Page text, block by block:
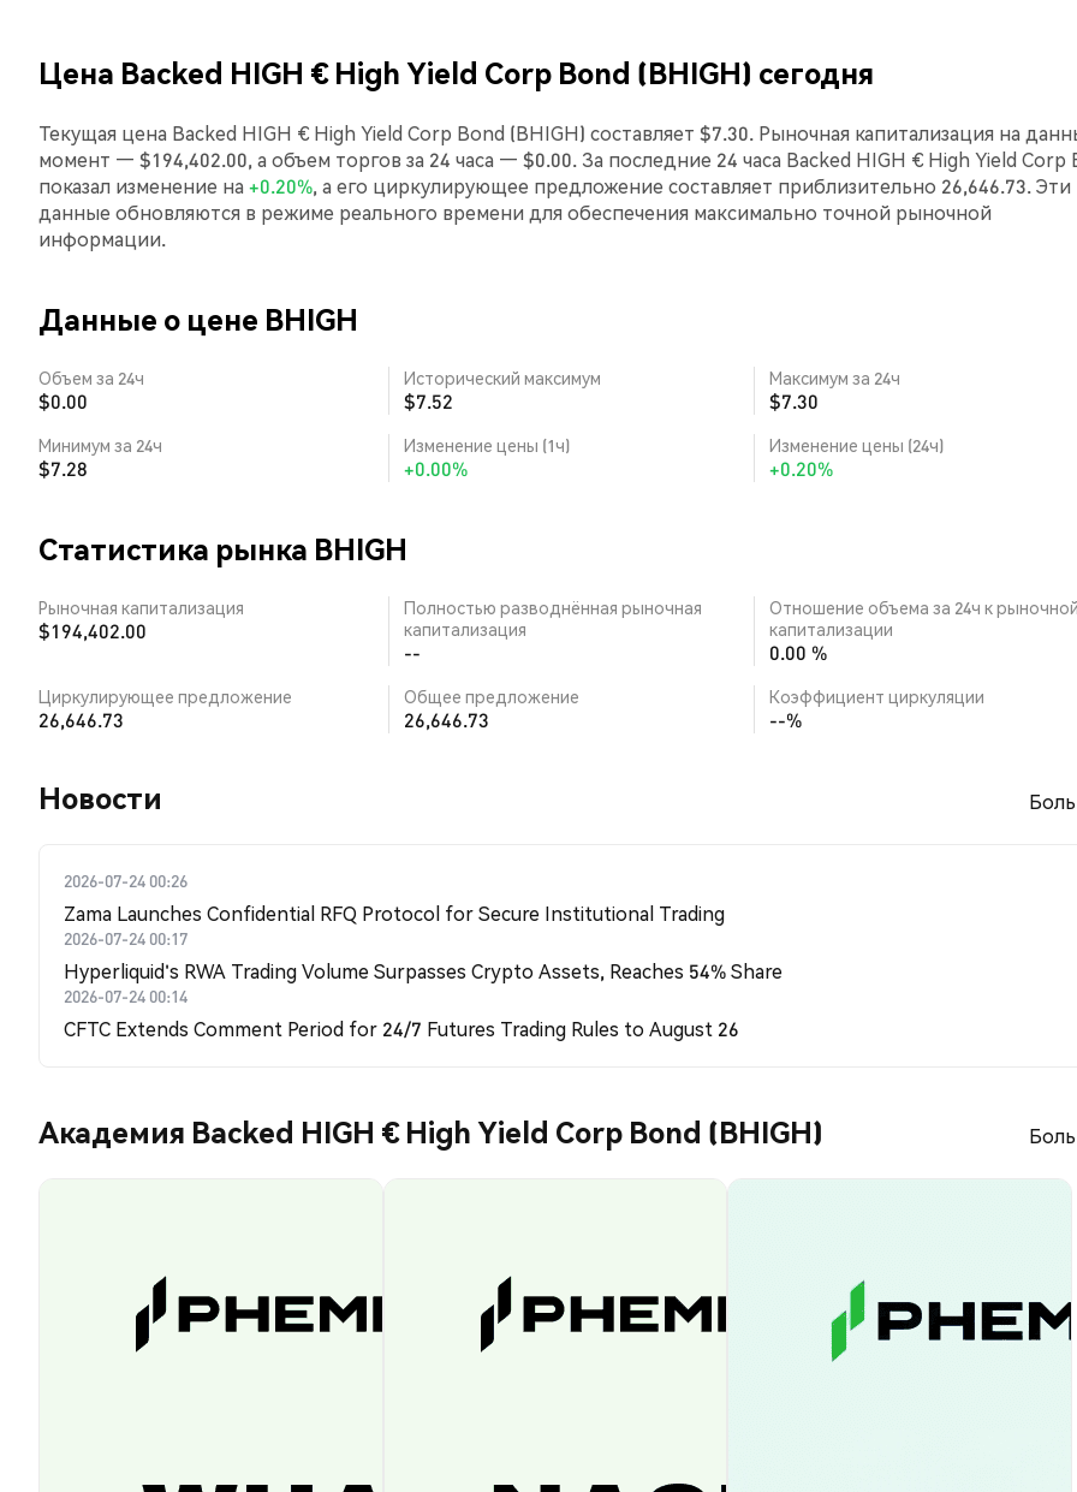
Цена Backed HIGH € High Yield Corp Bond (BHIGH) сегодня
Текущая цена Backed HIGH € High Yield Corp Bond (BHIGH) составляет $7.30. Рыночная капитализация на
момент — $194,402.00, а объем торгов за 24 часа — $0.00. За последние 24 часа Backed HIGH € High Yield Corp
показал изменение на +0.20%, а его циркулирующее предложение составляет приблизительно 26,646.73. Эти
данные обновляются в режиме реального времени для обеспечения максимально точной рыночной
информации.
Данные о цене BHIGH
Объем за 24ч
$0.00
Исторический максимум
$7.52
Максимум за 24ч
$7.30
Минимум за 24ч
$7.28
Изменение цены (1ч)
+0.00%
Изменение цены (24ч)
+0.20%
Статистика рынка BHIGH
Рыночная капитализация
$194,402.00
Полностью разводнённая рыночная
капитализация
--
Отношение объема за 24ч к
капитализации
0.00 %
Циркулирующее предложение
26,646.73
Общее предложение
26,646.73
Коэффициент циркуляции
--%
Новости
2026-07-24 00:26
Zama Launches Confidential RFQ Protocol for Secure Institutional Trading
2026-07-24 00:17
Hyperliquid's RWA Trading Volume Surpasses Crypto Assets, Reaches 54% Share
2026-07-24 00:14
CFTC Extends Comment Period for 24/7 Futures Trading Rules to August 26
Академия Backed HIGH € High Yield Corp Bond (BHIGH)